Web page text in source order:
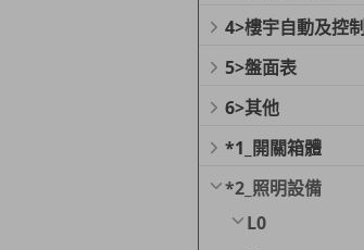
4>樓宇自動及控制
5>盤面表
6>其他
*1_開關箱體
*2_照明設備
L0